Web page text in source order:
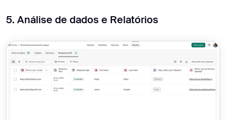
5. Análise de dados e Relatórios